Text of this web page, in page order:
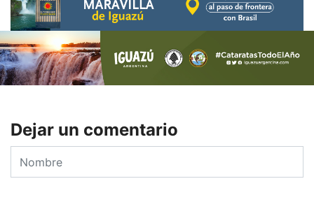
Dejar un comentario